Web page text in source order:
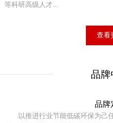
等科研高级人才...
查看
品牌
品牌
以推进行业节能低碳环保为己